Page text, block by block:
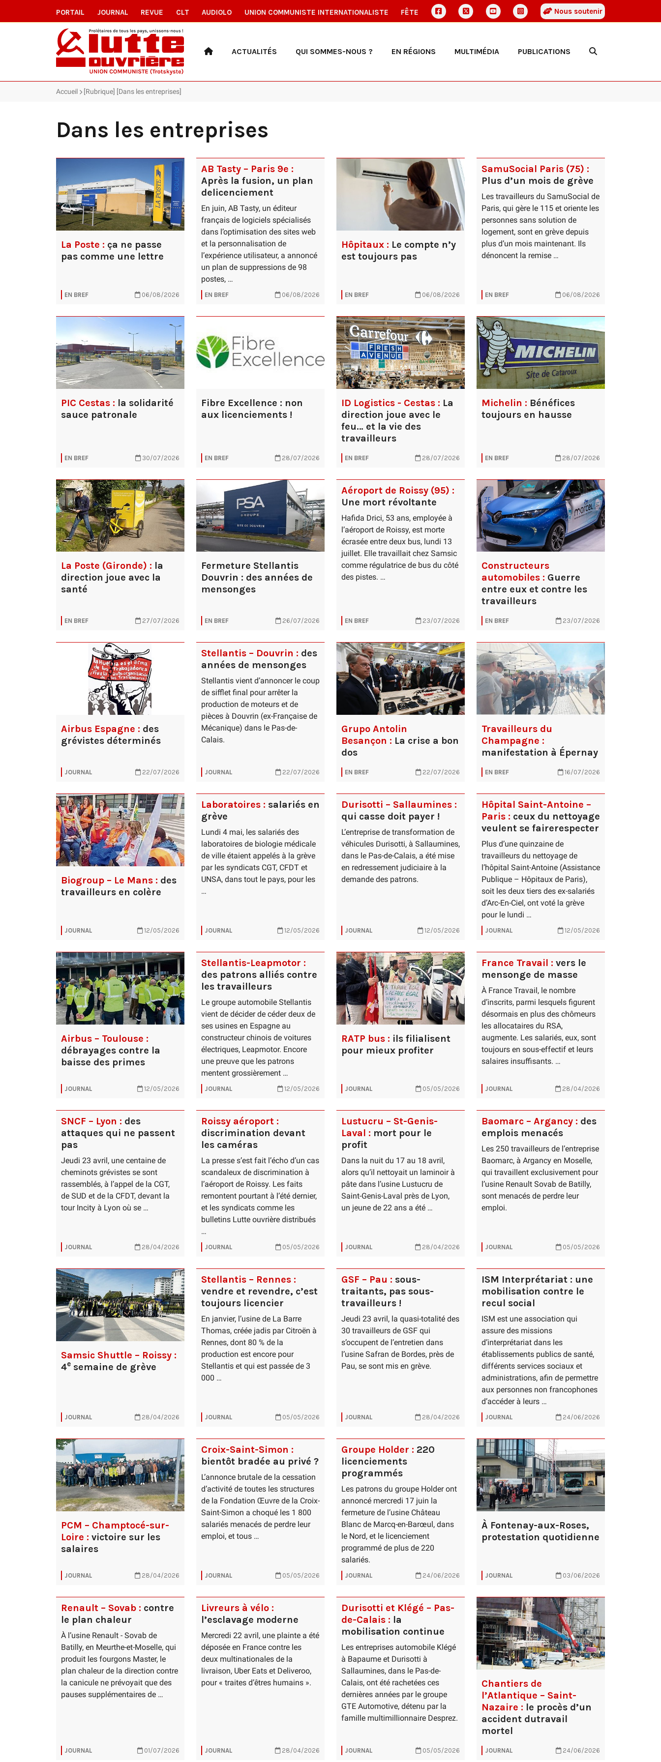
PORTAIL JOURNAL REVUE CLT AUDIOLO UNION COMMUNISTE INTERNATIONALISTE FÊTE Nous soutenir
ACTUALITÉS QUI SOMMES-NOUS ? EN RÉGIONS MULTIMÉDIA PUBLICATIONS
Accueil [Rubrique] [Dans les entreprises]
Dans les entreprises
La Poste : ça ne passe
pas comme une lettre
EN BREF 06/08/2026
AB Tasty – Paris 9e :
Après la fusion, un plan
delicenciement
En juin, AB Tasty, un éditeur
français de logiciels spécialisés
dans l’optimisation des sites web
et la personnalisation de
l’expérience utilisateur, a annoncé
un plan de suppressions de 98
postes, …
EN BREF 06/08/2026
Hôpitaux : Le compte n’y
est toujours pas
EN BREF 06/08/2026
SamuSocial Paris (75) :
Plus d’un mois de grève
Les travailleurs du SamuSocial de
Paris, qui gère le 115 et oriente les
personnes sans solution de
logement, sont en grève depuis
plus d’un mois maintenant. Ils
dénoncent la remise …
EN BREF 06/08/2026
PIC Cestas : la solidarité
sauce patronale
EN BREF 30/07/2026
Fibre Excellence : non
aux licenciements !
EN BREF 28/07/2026
ID Logistics - Cestas : La
direction joue avec le
feu… et la vie des
travailleurs
EN BREF 28/07/2026
Michelin : Bénéfices
toujours en hausse
EN BREF 28/07/2026
La Poste (Gironde) : la
direction joue avec la
santé
EN BREF 27/07/2026
Fermeture Stellantis
Douvrin : des années de
mensonges
EN BREF 26/07/2026
Aéroport de Roissy (95) :
Une mort révoltante
Hafida Drici, 53 ans, employée à
l’aéroport de Roissy, est morte
écrasée entre deux bus, lundi 13
juillet. Elle travaillait chez Samsic
comme régulatrice de bus du côté
des pistes. …
EN BREF 23/07/2026
Constructeurs
automobiles : Guerre
entre eux et contre les
travailleurs
EN BREF 23/07/2026
Airbus Espagne : des
grévistes déterminés
JOURNAL 22/07/2026
Stellantis – Douvrin : des
années de mensonges
Stellantis vient d’annoncer le coup
de sifflet final pour arrêter la
production de moteurs et de
pièces à Douvrin (ex-Française de
Mécanique) dans le Pas-de-
Calais.
JOURNAL 22/07/2026
Grupo Antolin
Besançon : La crise a bon
dos
EN BREF 22/07/2026
Travailleurs du
Champagne :
manifestation à Épernay
EN BREF 16/07/2026
Biogroup – Le Mans : des
travailleurs en colère
JOURNAL 12/05/2026
Laboratoires : salariés en
grève
Lundi 4 mai, les salariés des
laboratoires de biologie médicale
de ville étaient appelés à la grève
par les syndicats CGT, CFDT et
UNSA, dans tout le pays, pour les
…
JOURNAL 12/05/2026
Durisotti – Sallaumines :
qui casse doit payer !
L’entreprise de transformation de
véhicules Durisotti, à Sallaumines,
dans le Pas-de-Calais, a été mise
en redressement judiciaire à la
demande des patrons.
JOURNAL 12/05/2026
Hôpital Saint-Antoine –
Paris : ceux du nettoyage
veulent se fairerespecter
Plus d’une quinzaine de
travailleurs du nettoyage de
l’hôpital Saint-Antoine (Assistance
Publique – Hôpitaux de Paris),
soit les deux tiers des ex-salariés
d’Arc-En-Ciel, ont voté la grève
pour le lundi …
JOURNAL 12/05/2026
Airbus – Toulouse :
débrayages contre la
baisse des primes
JOURNAL 12/05/2026
Stellantis-Leapmotor :
des patrons alliés contre
les travailleurs
Le groupe automobile Stellantis
vient de décider de céder deux de
ses usines en Espagne au
constructeur chinois de voitures
électriques, Leapmotor. Encore
une preuve que les patrons
mentent grossièrement …
JOURNAL 12/05/2026
RATP bus : ils filialisent
pour mieux profiter
JOURNAL 05/05/2026
France Travail : vers le
mensonge de masse
À France Travail, le nombre
d’inscrits, parmi lesquels figurent
désormais en plus des chômeurs
les allocataires du RSA,
augmente. Les salariés, eux, sont
toujours en sous-effectif et leurs
salaires insuffisants. …
JOURNAL 28/04/2026
SNCF – Lyon : des
attaques qui ne passent
pas
Jeudi 23 avril, une centaine de
cheminots grévistes se sont
rassemblés, à l’appel de la CGT,
de SUD et de la CFDT, devant la
tour Incity à Lyon où se …
JOURNAL 28/04/2026
Roissy aéroport :
discrimination devant
les caméras
La presse s’est fait l’écho d’un cas
scandaleux de discrimination à
l’aéroport de Roissy. Les faits
remontent pourtant à l’été dernier,
et les syndicats comme les
bulletins Lutte ouvrière distribués
…
JOURNAL 05/05/2026
Lustucru – St-Genis-
Laval : mort pour le
profit
Dans la nuit du 17 au 18 avril,
alors qu’il nettoyait un laminoir à
pâte dans l’usine Lustucru de
Saint-Genis-Laval près de Lyon,
un jeune de 22 ans a été …
JOURNAL 28/04/2026
Baomarc – Argancy : des
emplois menacés
Les 250 travailleurs de l’entreprise
Baomarc, à Argancy en Moselle,
qui travaillent exclusivement pour
l’usine Renault Sovab de Batilly,
sont menacés de perdre leur
emploi.
JOURNAL 05/05/2026
Samsic Shuttle – Roissy :
4e semaine de grève
JOURNAL 28/04/2026
Stellantis – Rennes :
vendre et revendre, c’est
toujours licencier
En janvier, l’usine de La Barre
Thomas, créée jadis par Citroën à
Rennes, dont 80 % de la
production est encore pour
Stellantis et qui est passée de 3
000 …
JOURNAL 05/05/2026
GSF – Pau : sous-
traitants, pas sous-
travailleurs !
Jeudi 23 avril, la quasi-totalité des
30 travailleurs de GSF qui
s’occupent de l’entretien dans
l’usine Safran de Bordes, près de
Pau, se sont mis en grève.
JOURNAL 28/04/2026
ISM Interprétariat : une
mobilisation contre le
recul social
ISM est une association qui
assure des missions
d’interprétariat dans les
établissements publics de santé,
différents services sociaux et
administrations, afin de permettre
aux personnes non francophones
d’accéder à leurs …
JOURNAL 24/06/2026
PCM – Champtocé-sur-
Loire : victoire sur les
salaires
JOURNAL 28/04/2026
Croix-Saint-Simon :
bientôt bradée au privé ?
L’annonce brutale de la cessation
d’activité de toutes les structures
de la Fondation Œuvre de la Croix-
Saint-Simon a choqué les 1 800
salariés menacés de perdre leur
emploi, et tous …
JOURNAL 05/05/2026
Groupe Holder : 220
licenciements
programmés
Les patrons du groupe Holder ont
annoncé mercredi 17 juin la
fermeture de l’usine Château
Blanc de Marcq-en-Barœul, dans
le Nord, et le licenciement
programmé de plus de 220
salariés.
JOURNAL 24/06/2026
À Fontenay-aux-Roses,
protestation quotidienne
JOURNAL 03/06/2026
Renault – Sovab : contre
le plan chaleur
À l’usine Renault - Sovab de
Batilly, en Meurthe-et-Moselle, qui
produit les fourgons Master, le
plan chaleur de la direction contre
la canicule ne prévoyait que des
pauses supplémentaires de …
JOURNAL 01/07/2026
Livreurs à vélo :
l’esclavage moderne
Mercredi 22 avril, une plainte a été
déposée en France contre les
deux multinationales de la
livraison, Uber Eats et Deliveroo,
pour « traites d’êtres humains ».
JOURNAL 28/04/2026
Durisotti et Klégé – Pas-
de-Calais : la
mobilisation continue
Les entreprises automobile Klégé
à Bapaume et Durisotti à
Sallaumines, dans le Pas-de-
Calais, ont été rachetées ces
dernières années par le groupe
GTE Automotive, détenu par la
famille multimillionnaire Desprez.
JOURNAL 05/05/2026
Chantiers de
l’Atlantique – Saint-
Nazaire : le procès d’un
accident dutravail
mortel
JOURNAL 24/06/2026